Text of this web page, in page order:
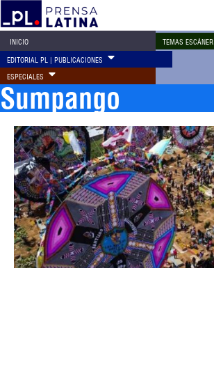
INICIO TEMAS ESCÁNER
EDITORIAL PL | PUBLICACIONES
ESPECIALES
Sumpango